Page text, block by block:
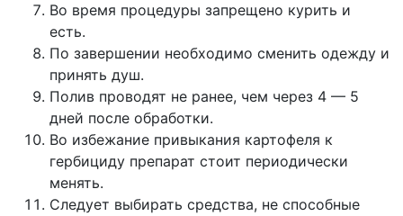
Во время процедуры запрещено курить и
есть.
По завершении необходимо сменить одежду и
принять душ.
Полив проводят не ранее, чем через 4 — 5
дней после обработки.
Во избежание привыкания картофеля к
гербициду препарат стоит периодически
менять.
Следует выбирать средства, не способные